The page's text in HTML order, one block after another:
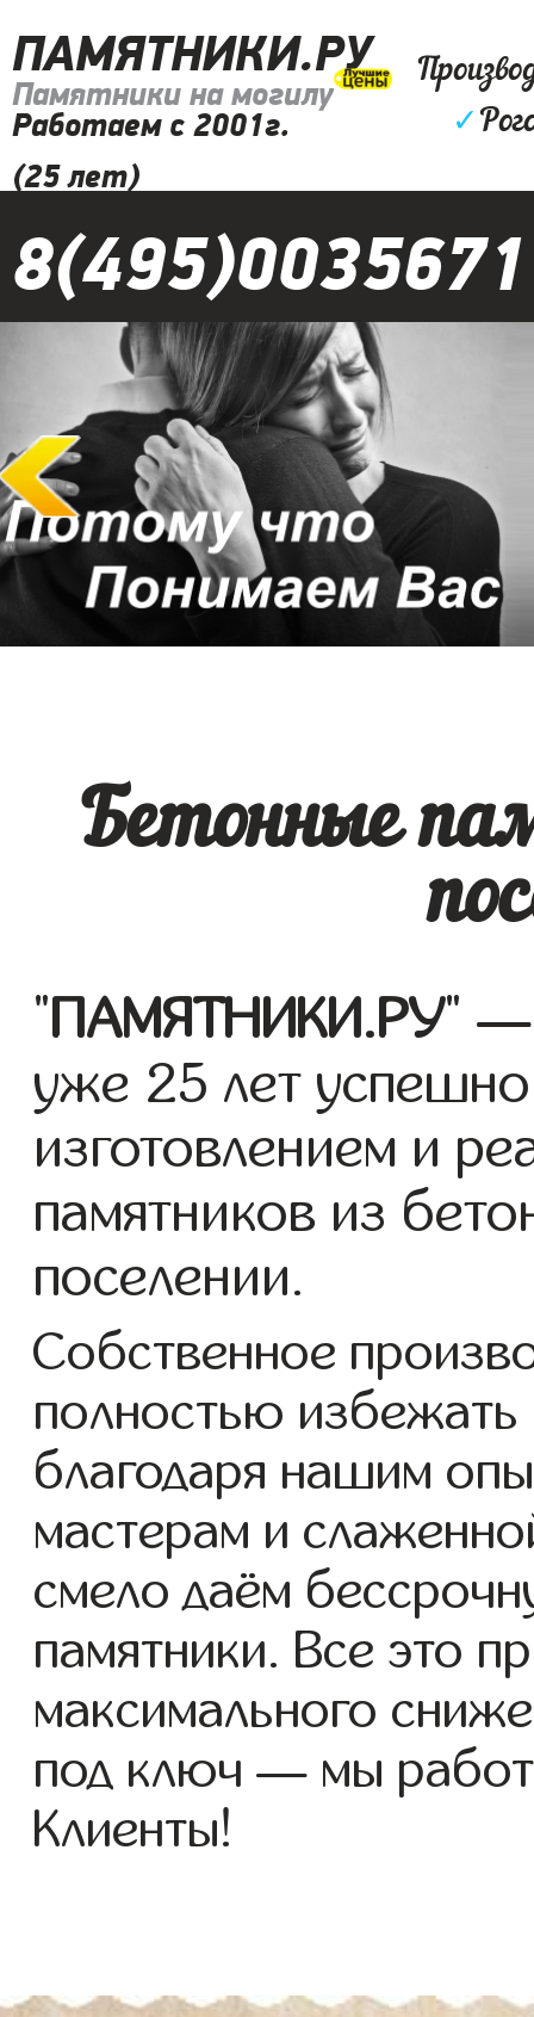
ПАМЯТНИКИ.РУ
Памятники на могилу
Работаем с 2001г.
(25 лет)
✓
8(495)0035671
Бетонные
"ПАМЯТНИКИ.РУ" —
уже 25 лет
изготовлением и
памятников из
поселении.
Собственное
полностью
благодаря нашим
мастерам и
смело даём
памятники. Все это
максимального
под ключ — мы
Клиенты!